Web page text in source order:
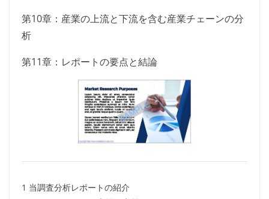
第10章：産業の上流と下流を含む産業チェーンの分
析
第11章：レポートの要点と結論
1 当調査分析レポートの紹介